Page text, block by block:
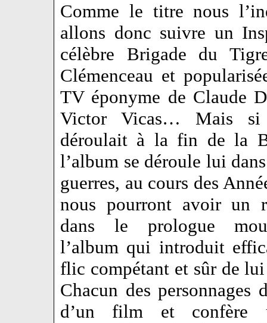
Comme le titre nous
allons donc suivre un
célèbre Brigade du
Clémenceau et
TV éponyme de Claude
Victor Vicas… Mais
déroulait à la fin de la
l’album se déroule lui
guerres, au cours des
nous pourront avoir un
dans le prologue
l’album qui introduit
flic compétant et sûr de
Chacun des
d’un film et confère